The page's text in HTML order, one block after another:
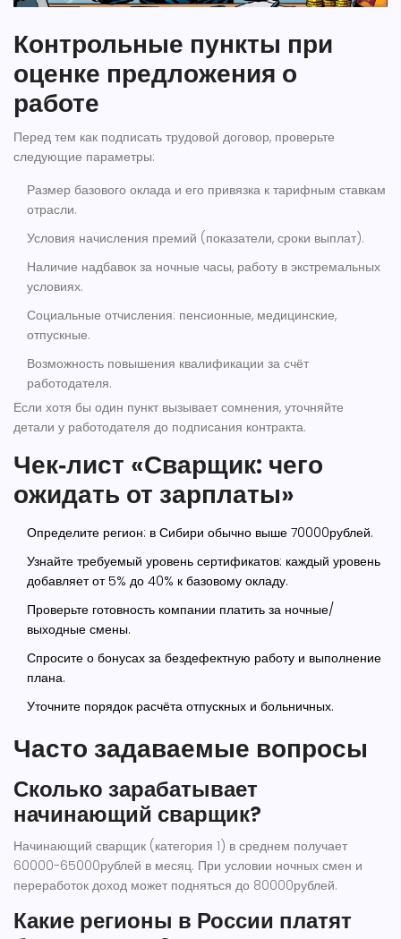
Контрольные пункты при
оценке предложения о
работе
Перед тем как подписать трудовой договор, проверьте
следующие параметры:
Размер базового оклада и его привязка к тарифным ставкам
отрасли.
Условия начисления премий (показатели, сроки выплат).
Наличие надбавок за ночные часы, работу в экстремальных
условиях.
Социальные отчисления: пенсионные, медицинские,
отпускные.
Возможность повышения квалификации за счёт
работодателя.
Если хотя бы один пункт вызывает сомнения, уточняйте
детали у работодателя до подписания контракта.
Чек‑лист «Сварщик: чего
ожидать от зарплаты»
Определите регион: в Сибири обычно выше 70000рублей.
Узнайте требуемый уровень сертификатов: каждый уровень
добавляет от 5% до 40% к базовому окладу.
Проверьте готовность компании платить за ночные/
выходные смены.
Спросите о бонусах за бездефектную работу и выполнение
плана.
Уточните порядок расчёта отпускных и больничных.
Часто задаваемые вопросы
Сколько зарабатывает
начинающий сварщик?
Начинающий сварщик (категория 1) в среднем получает
60000-65000рублей в месяц. При условии ночных смен и
переработок доход может подняться до 80000рублей.
Какие регионы в России платят